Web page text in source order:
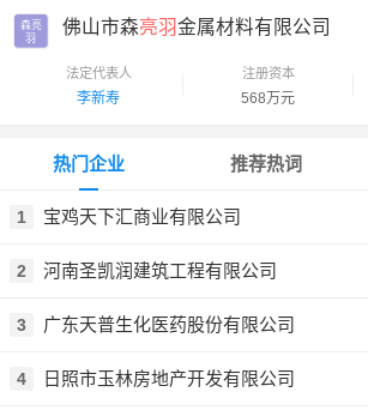
森亮
羽
佛山市森亮羽金属材料有限公司
法定代表人
李新寿
注册资本
568万元
热门企业
1 宝鸡天下汇商业有限公司
2 河南圣凯润建筑工程有限公司
3 广东天普生化医药股份有限公司
4 日照市玉林房地产开发有限公司
推荐热词